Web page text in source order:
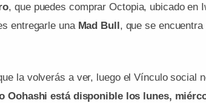
, que puedes comprar Octopia, ubicado en
entregarle unaMad Bull, que se
la volverás a ver, luego el Vínculo social
Oohashi está disponible los lunes,